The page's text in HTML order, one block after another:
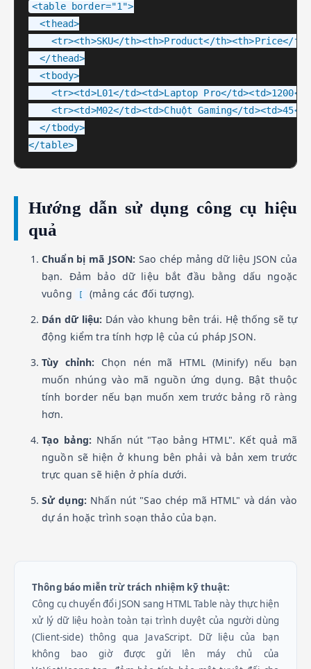
<table border="1">
  <thead>
<tr><th>SKU</th><th>Product</th><th>Price</
  </thead>
  <tbody>
<tr><td>L01</td><td>Laptop Pro</td><td>1200</
<tr><td>M02</td><td>Chuột Gaming</td><td>45</
  </tbody>
</table>
Hướng dẫn sử dụng công cụ hiệu
quả
Chuẩn bị mã JSON: Sao chép mảng dữ liệu JSON của
bạn. Đảm bảo dữ liệu bắt đầu bằng dấu ngoặc
vuông
[
(mảng các đối tượng).
Dán dữ liệu: Dán vào khung bên trái. Hệ thống sẽ tự
động kiểm tra tính hợp lệ của cú pháp JSON.
Tùy chỉnh: Chọn nén mã HTML (Minify) nếu bạn
muốn nhúng vào mã nguồn ứng dụng. Bật thuộc
tính border nếu bạn muốn xem trước bảng rõ ràng
hơn.
Tạo bảng: Nhấn nút "Tạo bảng HTML". Kết quả mã
nguồn sẽ hiện ở khung bên phải và bản xem trước
trực quan sẽ hiện ở phía dưới.
Sử dụng: Nhấn nút "Sao chép mã HTML" và dán vào
dự án hoặc trình soạn thảo của bạn.
Thông báo miễn trừ trách nhiệm kỹ thuật:
Công cụ chuyển đổi JSON sang HTML Table này thực hiện
xử lý dữ liệu hoàn toàn tại trình duyệt của người dùng
(Client-side) thông qua JavaScript. Dữ liệu của bạn
không bao giờ được gửi lên máy chủ của